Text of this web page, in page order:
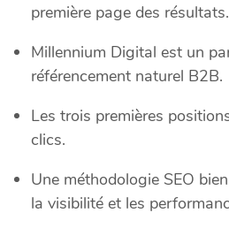
première page des résultats.
Millennium Digital est un
référencement naturel B2B.
Les trois premières
clics.
Une méthodologie SEO
la visibilité et les